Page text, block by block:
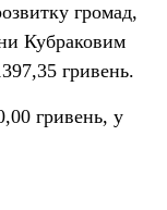
громад,
Кубраковим
гривень.
гривень, у